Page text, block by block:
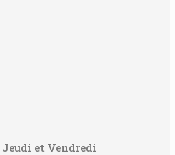
et Vendredi